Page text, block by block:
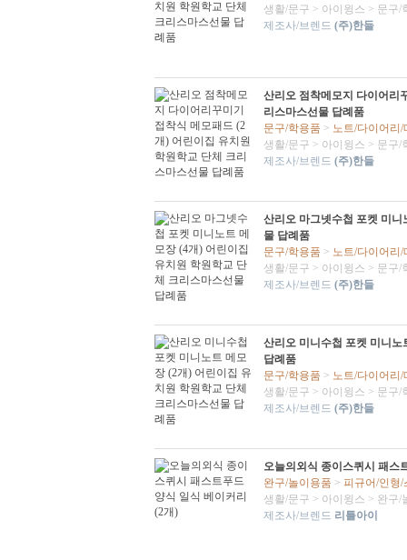
생활/문구 > 아이윙스 > 문구/
제조사/브렌드 (주)한들
산리오 점착메모지 다이어리
리스마스선물 답례품
문구/학용품 > 노트/다이어리/
생활/문구 > 아이윙스 > 문구/
제조사/브렌드 (주)한들
산리오 마그넷수첩 포켓 미
물 답례품
문구/학용품 > 노트/다이어리/
생활/문구 > 아이윙스 > 문구/
제조사/브렌드 (주)한들
산리오 미니수첩 포켓 미니
답례품
문구/학용품 > 노트/다이어리/
생활/문구 > 아이윙스 > 문구/
제조사/브렌드 (주)한들
오늘의외식 종이스퀴시 패스
완구/놀이용품 > 피규어/인형/
생활/문구 > 아이윙스 > 완구/
제조사/브렌드 리틀아이